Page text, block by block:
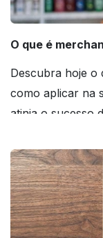
O que é
Descubra hoje o
como aplicar na
atinja o sucesso